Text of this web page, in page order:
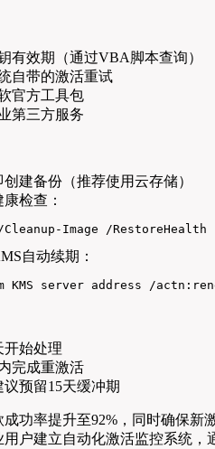
有效期（通过VBA脚本查询）
自带的激活重试
官方工具包
第三方服务
建备份（推荐使用云存储）
检查：
Image /RestoreHealth
自动续期：
KMS server address /
开始处理
完成重激活
预留15天缓冲期
功率提升至92%，同时确保新
户建立自动化激活监控系统，